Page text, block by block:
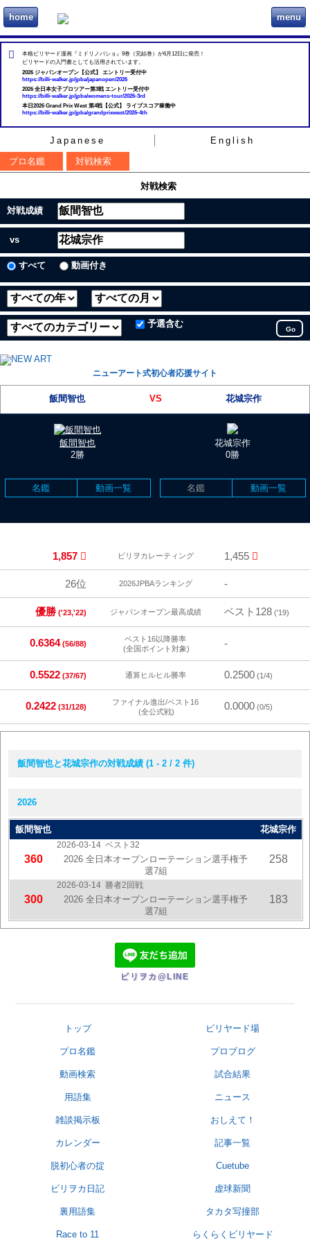
home ビリヲカ menu
本格ビリヤード漫画『ミドリノバショ』9巻（完結巻）が6月12日に発売！
ビリヤードの入門書としても活用されています。
2026 ジャパンオープン【公式】 エントリー受付中
https://billi-walker.jp/jpba/japanopen/2026
2026 全日本女子プロツアー第3戦 エントリー受付中
https://billi-walker.jp/jpba/womens-tour/2026-3rd
本日2026 Grand Prix West 第4戦【公式】 ライブスコア稼働中
https://billi-walker.jp/jpba/grandprixwest/2026-4th
Japanese
English
プロ名鑑
対戦検索
対戦検索
対戦成績
vs
すべて 動画付き
予選含む
Go
ニューアート式初心者応援サイト
飯間智也 VS 花城宗作
飯間智也
2勝
花城宗作
0勝
名鑑 動画一覧 名鑑 動画一覧
1,857 ビリヲカレーティング 1,455
26位 2026JPBAランキング -
優勝 ('23,'22) ジャパンオープン最高成績 ベスト128 ('19)
0.6364 (56/88)
ベスト16以降勝率
(全国ポイント対象)
-
0.5522 (37/67) 通算ヒルヒル勝率 0.2500 (1/4)
0.2422 (31/128)
ファイナル進出/ベスト16
(全公式戦)
0.0000 (0/5)
飯間智也と花城宗作の対戦成績 (1 - 2 / 2 件)
2026
飯間智也 花城宗作
360
2026-03-14 ベスト32
2026 全日本オープンローテーション選手権予
選7組
258
300
2026-03-14 勝者2回戦
2026 全日本オープンローテーション選手権予
選7組
183
ビリヲカ@LINE
トップ ビリヤード場
プロ名鑑 プロブログ
動画検索 試合結果
用語集 ニュース
雑談掲示板 おしえて！
カレンダー 記事一覧
脱初心者の掟 Cuetube
ビリヲカ日記 虚球新聞
裏用語集 タカタ写撞部
Race to 11 らくらくビリヤード